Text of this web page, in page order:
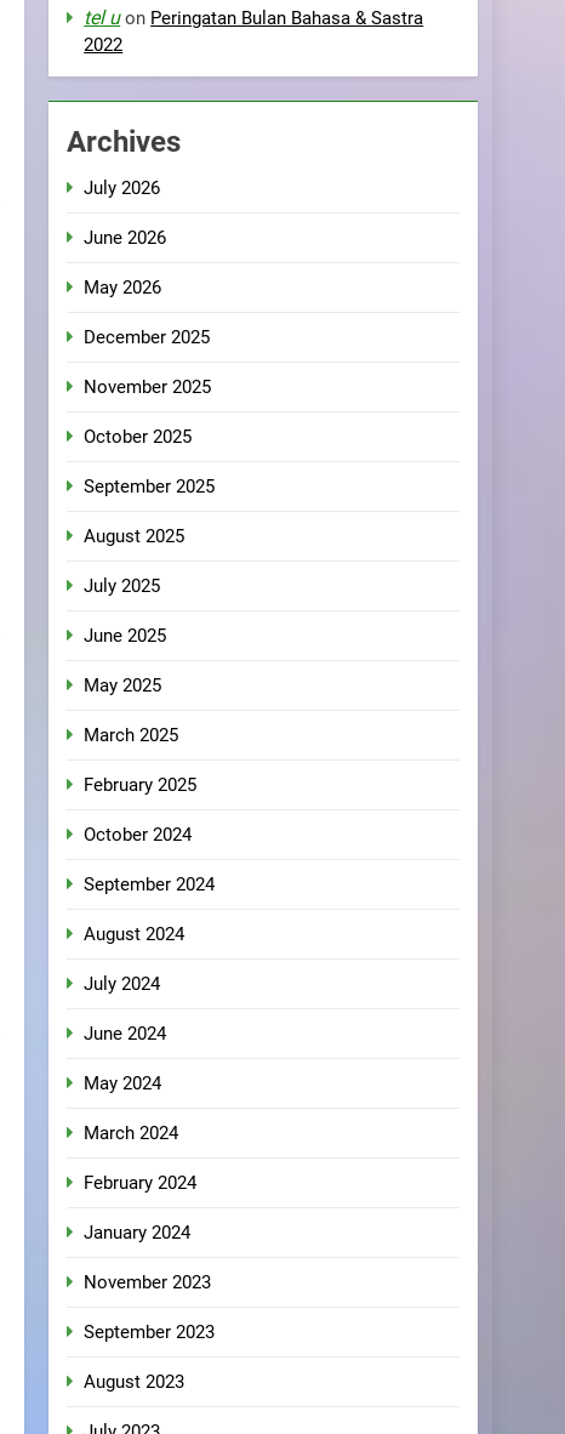
tel uon Peringatan Bulan Bahasa & Sastra
2022
Archives
July 2026
June 2026
May 2026
December 2025
November 2025
October 2025
September 2025
August 2025
July 2025
June 2025
May 2025
March 2025
February 2025
October 2024
September 2024
August 2024
July 2024
June 2024
May 2024
March 2024
February 2024
January 2024
November 2023
September 2023
August 2023